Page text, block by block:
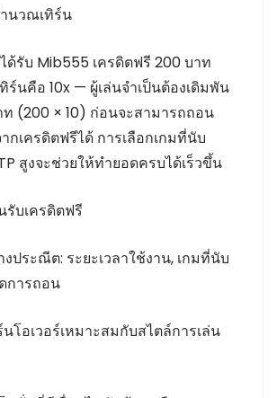
นวณเทิร์น
ด้รับ Mib555 เครดิตฟรี 200 บาท
ร์นคือ 10x — ผู้เล่นจำเป็นต้องเดิมพัน
ท (200 × 10) ก่อนจะสามารถถอน
กเครดิตฟรีได้ การเลือกเกมที่นับ
สูงจะช่วยให้ทำยอดครบได้เร็วขึ้น
บเครดิตฟรี
ประณีต: ระยะเวลาใช้งาน, เกมที่นับ
การถอน
นโอเวอร์เหมาะสมกับสไตล์การเล่น